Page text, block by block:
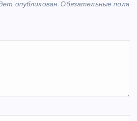
опубликован. Обязательные поля